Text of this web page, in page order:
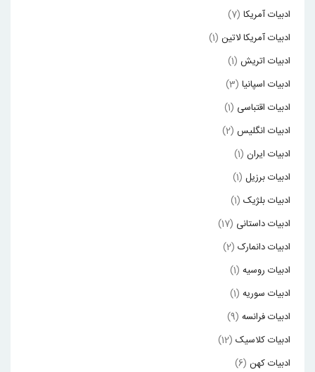
ادبیات آمریکا (7)
ادبیات آمریکا لاتین (1)
ادبیات اتریش (1)
ادبیات اسپانیا (3)
ادبیات اقتباسی (1)
ادبیات انگلیس (2)
ادبیات ایران (1)
ادبیات برزیل (1)
ادبیات بلژیک (1)
ادبیات داستانی (17)
ادبیات دانمارک (2)
ادبیات روسیه (1)
ادبیات سوریه (1)
ادبیات فرانسه (9)
ادبیات کلاسیک (12)
ادبیات کهن (6)